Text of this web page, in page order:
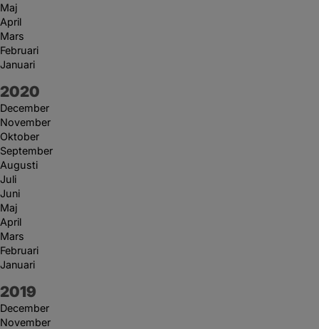
Maj
April
Mars
Februari
Januari
År:
2020
December
November
Oktober
September
Augusti
Juli
Juni
Maj
April
Mars
Februari
Januari
År:
2019
December
November